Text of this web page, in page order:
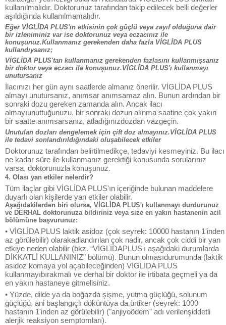
kullanılmalıdır. Doktorunuz tarafından takip edilecek belli değerler
aşıldığında kullanılmamalıdır.
Eğer VİGLİDA PLUS'ın etkisinin çok güçlü veya zayıf olduğuna dair
bir izleniminiz var ise doktorunuz veya eczacınız ile
konuşunuz.Kullanmanız gerekenden daha fazla VİGLİDA PLUS
kullandıysanız;
VİGLİDA PLUS'tan kullanmanız gerekenden fazlasını kullanmışsanız
bir doktor veya eczacı ile konuşunuz.VİGLİDA PLUS'ı kullanmayı
unutursanız
İlacınızı her gün aynı saatlerde almanız önerilir. VİGLİDA PLUS
almayı unutursanız, anımsar anımsamaz alın. Bunun ardından bir
sonraki dozu gereken zamanda alın. Ancak ilacı
almayıunuttuğunuzu, bir sonraki dozun alınma saatine çok yakın
bir saatte anımsarsanız, atladığınızdozdan vazgeçin.
Unutulan dozları dengelemek için çift doz almayınız.VİGLİDA PLUS
ile tedavi sonlandırıldığındaki oluşabilecek etkiler
Doktorunuz tarafından belirtilmedikçe, tedaviyi kesmeyiniz. Bu ilacı
ne kadar süre ile kullanmanız gerektiği konusunda sorularınız
varsa, doktorunuzla konuşunuz.
4. Olası yan etkiler nelerdir?
Tüm ilaçlar gibi VİGLİDA PLUS'ın içeriğinde bulunan maddelere
duyarlı olan kişilerde yan etkiler olabilir.
Aşağıdakilerden biri olursa, VİGLİDA PLUS'ı kullanmayı durdurunuz
ve DERHAL doktorunuza bildiriniz veya size en yakın hastanenin acil
bölümüne başvurunuz:
• VİGLİDA PLUS laktik asidoz (çok seyrek: 10000 hastanın 1'inden
az görülebilir) olarakadlandırılan çok nadir, ancak çok ciddi bir yan
etkiye neden olabilir (bkz. “VİGLİDAPLUS'ı aşağıdaki durumlarda
DİKKATLİ KULLANINIZ” bölümü). Bunun olmasıdurumunda (laktik
asidoz komaya yol açabileceğinden) VİGLİDA PLUS
kullanmayıbırakmalı ve derhal bir doktor ile irtibata geçmeli ya da
en yakın hastaneye gitmelisiniz.
• Yüzde, dilde ya da boğazda şişme, yutma güçlüğü, solunum
güçlüğü, ani başlangıçlı döküntüya da ürtiker (seyrek: 1000
hastanın 1'inden az görülebilir) ("anjiyoödem" adı verilenşiddetli
alerjik reaksiyon semptomları).